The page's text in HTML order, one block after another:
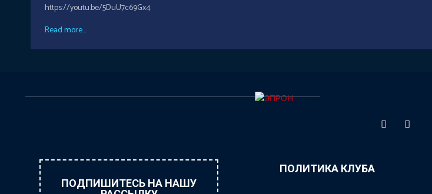
https://youtu.be/5DuU7c69Gx4
Read more...
ПОДПИШИТЕСЬ НА НАШУ
ПОЛИТИКА КЛУБА